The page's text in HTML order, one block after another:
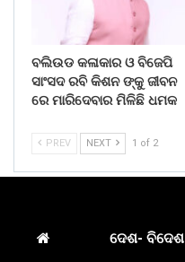
ବଲିଉଡ କଳାକାର ଓ ବିଜେପି
ସାଂସଦ ରବି କିଶନ ଙ୍କୁ ଜୀବନ
ରେ ମାରିଦେବାର ମିଳିଛି ଧମକ
PREV NEXT 1 of 2
ଦେଶ- ବିଦେଶ